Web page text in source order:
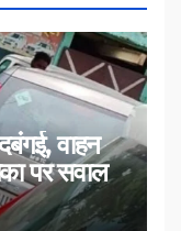
पर सवाल